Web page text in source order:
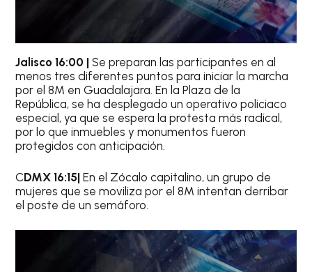
Jalisco 16:00 | Se preparan las participantes en al
menos tres diferentes puntos para iniciar la marcha
por el 8M en Guadalajara. En la Plaza de la
República, se ha desplegado un operativo policiaco
especial, ya que se espera la protesta más radical,
por lo que inmuebles y monumentos fueron
protegidos con anticipación.
CDMX 16:15| En el Zócalo capitalino, un grupo de
mujeres que se moviliza por el 8M intentan derribar
el poste de un semáforo.